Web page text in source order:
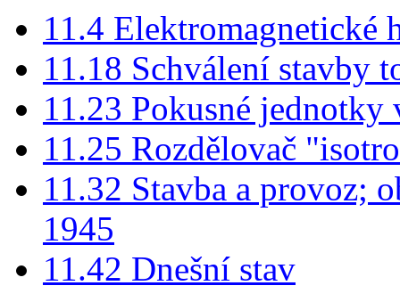
11.4 Elektromagnetické
11.18 Schválení stavby
11.23 Pokusné jednotky
11.25 Rozdělovač
11.32 Stavba a provoz;
1945
11.42 Dnešní stav